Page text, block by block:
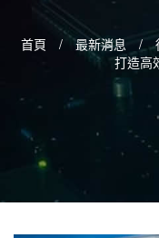
首頁 / 最新消息 /
打造高